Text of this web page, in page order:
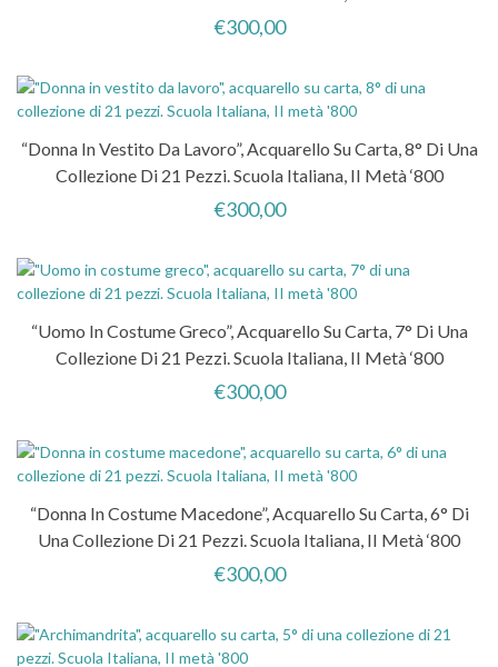
€300,00
“Donna In Vestito Da Lavoro”, Acquarello Su Carta, 8° Di Una
Collezione Di 21 Pezzi. Scuola Italiana, II Metà ‘800
€300,00
“Uomo In Costume Greco”, Acquarello Su Carta, 7° Di Una
Collezione Di 21 Pezzi. Scuola Italiana, II Metà ‘800
€300,00
“Donna In Costume Macedone”, Acquarello Su Carta, 6° Di
Una Collezione Di 21 Pezzi. Scuola Italiana, II Metà ‘800
€300,00